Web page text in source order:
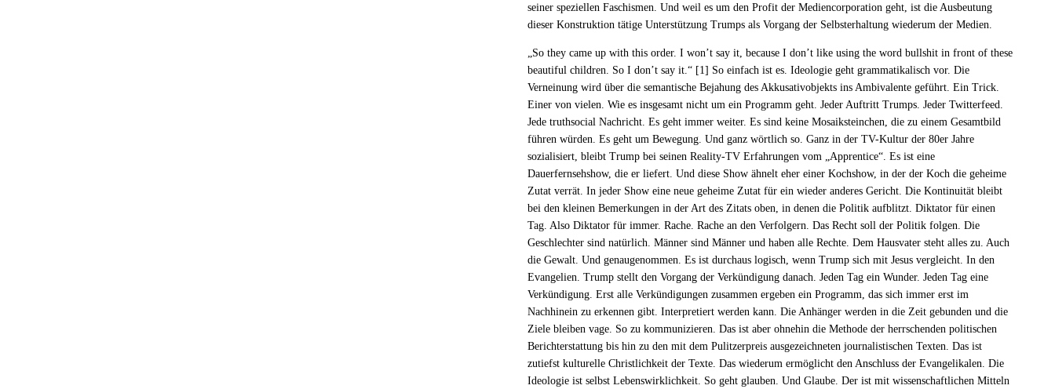
seiner speziellen Faschismen. Und weil es um den Profit der Mediencorporation geht, ist die Ausbeutung
dieser Konstruktion tätige Unterstützung Trumps als Vorgang der Selbsterhaltung wiederum der Medien.
„So they came up with this order. I won’t say it, because I don’t like using the word bullshit in front of these
beautiful children. So I don’t say it.“ [1] So einfach ist es. Ideologie geht grammatikalisch vor. Die
Verneinung wird über die semantische Bejahung des Akkusativobjekts ins Ambivalente geführt. Ein Trick.
Einer von vielen. Wie es insgesamt nicht um ein Programm geht. Jeder Auftritt Trumps. Jeder Twitterfeed.
Jede truthsocial Nachricht. Es geht immer weiter. Es sind keine Mosaiksteinchen, die zu einem Gesamtbild
führen würden. Es geht um Bewegung. Und ganz wörtlich so. Ganz in der TV-Kultur der 80er Jahre
sozialisiert, bleibt Trump bei seinen Reality-TV Erfahrungen vom „Apprentice“. Es ist eine
Dauerfernsehshow, die er liefert. Und diese Show ähnelt eher einer Kochshow, in der der Koch die geheime
Zutat verrät. In jeder Show eine neue geheime Zutat für ein wieder anderes Gericht. Die Kontinuität bleibt
bei den kleinen Bemerkungen in der Art des Zitats oben, in denen die Politik aufblitzt. Diktator für einen
Tag. Also Diktator für immer. Rache. Rache an den Verfolgern. Das Recht soll der Politik folgen. Die
Geschlechter sind natürlich. Männer sind Männer und haben alle Rechte. Dem Hausvater steht alles zu. Auch
die Gewalt. Und genaugenommen. Es ist durchaus logisch, wenn Trump sich mit Jesus vergleicht. In den
Evangelien. Trump stellt den Vorgang der Verkündigung danach. Jeden Tag ein Wunder. Jeden Tag eine
Verkündigung. Erst alle Verkündigungen zusammen ergeben ein Programm, das sich immer erst im
Nachhinein zu erkennen gibt. Interpretiert werden kann. Die Anhänger werden in die Zeit gebunden und die
Ziele bleiben vage. So zu kommunizieren. Das ist aber ohnehin die Methode der herrschenden politischen
Berichterstattung bis hin zu den mit dem Pulitzerpreis ausgezeichneten journalistischen Texten. Das ist
zutiefst kulturelle Christlichkeit der Texte. Das wiederum ermöglicht den Anschluss der Evangelikalen. Die
Ideologie ist selbst Lebenswirklichkeit. So geht glauben. Und Glaube. Der ist mit wissenschaftlichen Mitteln